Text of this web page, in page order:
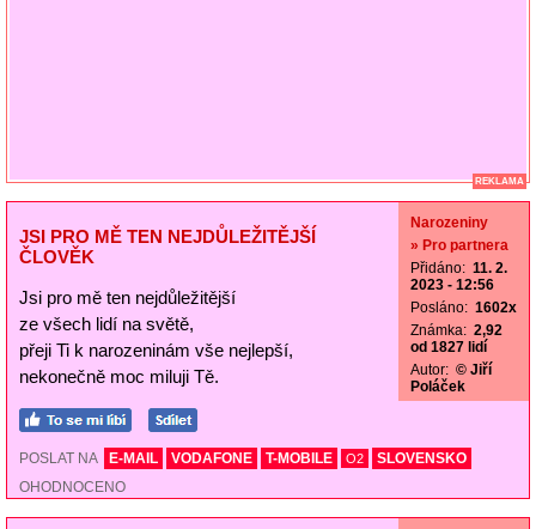
REKLAMA
JSI PRO MĚ TEN NEJDŮLEŽITĚJŠÍ
ČLOVĚK
Jsi pro mě ten nejdůležitější
ze všech lidí na světě,
přeji Ti k narozeninám vše nejlepší,
nekonečně moc miluji Tě.
Narozeniny
» Pro partnera
Přidáno: 11. 2.
2023 - 12:56
Posláno: 1602x
Známka: 2,92
od 1827 lidí
Autor: © Jiří
Poláček
POSLAT NA E-MAIL VODAFONE T-MOBILE O2
SLOVENSKO
OHODNOCENO